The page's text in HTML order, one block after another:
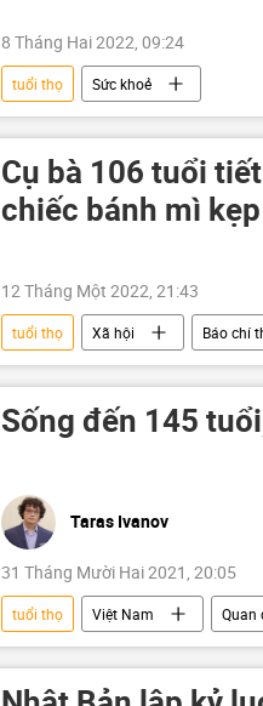
8 Tháng Hai 2022, 09:24
tuổi thọ Sức khoẻ
Cụ bà 106 tuổi
chiếc bánh mì
12 Tháng Một 2022, 21:43
tuổi thọ Xã hội Báo chí
Sống đến 145
Taras Ivanov
31 Tháng Mười Hai 2021, 20:05
tuổi thọ Việt Nam Quan
người cao tuổi
chỉnh sửa